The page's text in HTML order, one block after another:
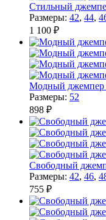
Стильный
Размеры: 42, 44,
1 100 ₽
Модный джемпер
Размеры: 52
898 ₽
Свободный
Размеры: 42, 46,
755 ₽